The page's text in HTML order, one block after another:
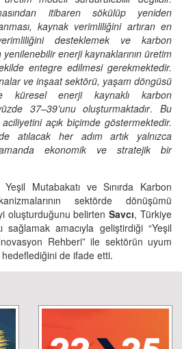
itibaren sökülüp yeniden
kaynak verimliliğini artıran en
desteklemek ve karbon
yenilenebilir enerji kaynaklarının üretim
entegre edilmesi gerekmektedir.
ve inşaat sektörü, yaşam döngüsü
küresel enerji kaynaklı karbon
37–39’unu oluşturmaktadır.Bu
açık biçimde göstermektedir.
atılacak her adım artık yalnızca
ekonomik ve stratejik bir
Mutabakatı ve Sınırda Karbon
sektörde dönüşümü
oluşturduğunu belirtenSavcı, Türkiye
sağlamak amacıyla geliştirdiği “Yeşil
Rehberi” ile sektörün uyum
de ifade etti.